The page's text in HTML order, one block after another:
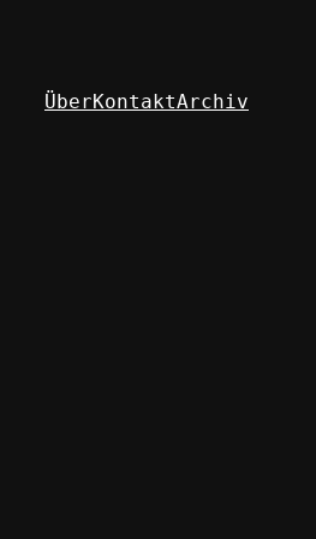
ÜberKontaktArchiv